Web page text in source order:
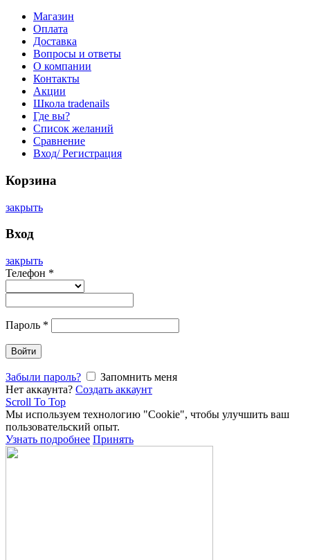
Магазин
Оплата
Доставка
Вопросы и ответы
О компании
Контакты
Акции
Школа tradenails
Где вы?
Список желаний
Сравнение
Вход/ Регистрация
Корзина
закрыть
Вход
закрыть
Телефон *
Пароль *
Войти
Забыли пароль?
Запомнить меня
Нет аккаунта? Создать аккаунт
Scroll To Top
Мы используем технологию "Cookie", чтобы улучшить ваш
пользовательский опыт.
Узнать подробнее Принять